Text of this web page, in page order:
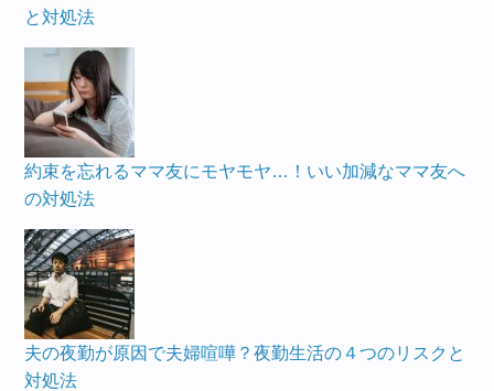
と対処法
約束を忘れるママ友にモヤモヤ…！いい加減なママ友へ
の対処法
夫の夜勤が原因で夫婦喧嘩？夜勤生活の４つのリスクと
対処法